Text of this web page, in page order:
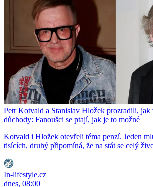
Petr Kotvald a Stanislav Hložek prozradili, jak
důchody: Fanoušci se ptají, jak je to možné
Kotvald i Hložek otevřeli téma penzí. Jeden
tisících, druhý připomíná, že na stát se celý
In-lifestyle.cz
dnes, 08:00